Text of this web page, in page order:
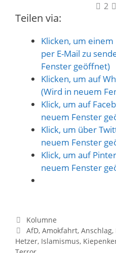
2
Teilen via:
Klicken, um
per E-Mail zu
Fenster geöffnet)
Klicken, um auf
(Wird in neuem
Klick, um auf
neuem Fenster
Klick, um über
neuem Fenster
Klick, um auf
neuem Fenster
Kategorien
Kolumne
Schlagwörter
AfD, Amokfahrt, Anschlag,
Hetzer, Islamismus,